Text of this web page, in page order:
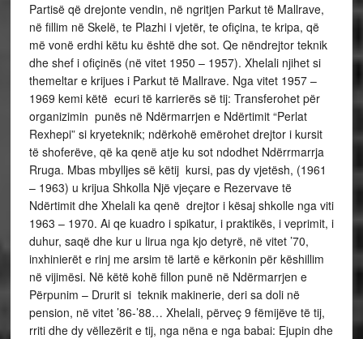
Partisë që drejonte vendin, në ngritjen Parkut të Mallrave,
në fillim në Skelë, te Plazhi i vjetër, te ofiçina, te kripa, që
më vonë erdhi këtu ku është dhe sot. Qe nëndrejtor teknik
dhe shef i ofiçinës (në vitet 1950 – 1957). Xhelali njihet si
themeltar e krijues i Parkut të Mallrave. Nga vitet 1957 –
1969 kemi këtë ecuri të karrierës së tij: Transferohet për
organizimin punës në Ndërmarrjen e Ndërtimit “Perlat
Rexhepi” si kryeteknik; ndërkohë emërohet drejtor i kursit
të shoferëve, që ka qenë atje ku sot ndodhet Ndërrmarrja
Rruga. Mbas mbylljes së këtij kursi, pas dy vjetësh, (1961
– 1963) u krijua Shkolla Një vjeçare e Rezervave të
Ndërtimit dhe Xhelali ka qenë drejtor i kësaj shkolle nga viti
1963 – 1970. Ai qe kuadro i spikatur, i praktikës, i veprimit, i
duhur, saqë dhe kur u lirua nga kjo detyrë, në vitet ’70,
inxhinierët e rinj me arsim të lartë e kërkonin për këshillim
në vijimësi. Në këtë kohë fillon punë në Ndërmarrjen e
Përpunim – Drurit si teknik makinerie, deri sa doli në
pension, në vitet ’86-’88… Xhelali, përveç 9 fëmijëve të tij,
rriti dhe dy vëllezërit e tij, nga nëna e nga babai: Ejupin dhe